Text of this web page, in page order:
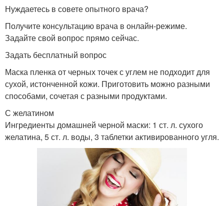
Нуждаетесь в совете опытного врача?
Получите консультацию врача в онлайн-режиме.
Задайте свой вопрос прямо сейчас.
Задать бесплатный вопрос
Маска пленка от черных точек с углем не подходит для
сухой, истонченной кожи. Приготовить можно разными
способами, сочетая с разными продуктами.
С желатином
Ингредиенты домашней черной маски: 1 ст. л. сухого
желатина, 5 ст. л. воды, 3 таблетки активированного угля.